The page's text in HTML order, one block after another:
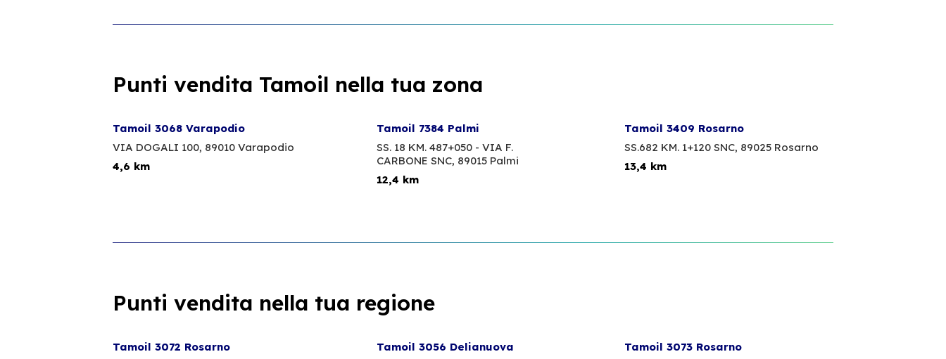
Punti vendita Tamoil nella tua zona
Tamoil 3068 Varapodio
VIA DOGALI 100, 89010 Varapodio
4,6 km
Tamoil 7384 Palmi
SS. 18 KM. 487+050 - VIA F.
CARBONE SNC, 89015 Palmi
12,4 km
Tamoil 3409 Rosarno
SS.682 KM. 1+120 SNC, 89025 Rosarno
13,4 km
Punti vendita nella tua regione
Tamoil 3072 Rosarno Tamoil 3056 Delianuova Tamoil 3073 Rosarno